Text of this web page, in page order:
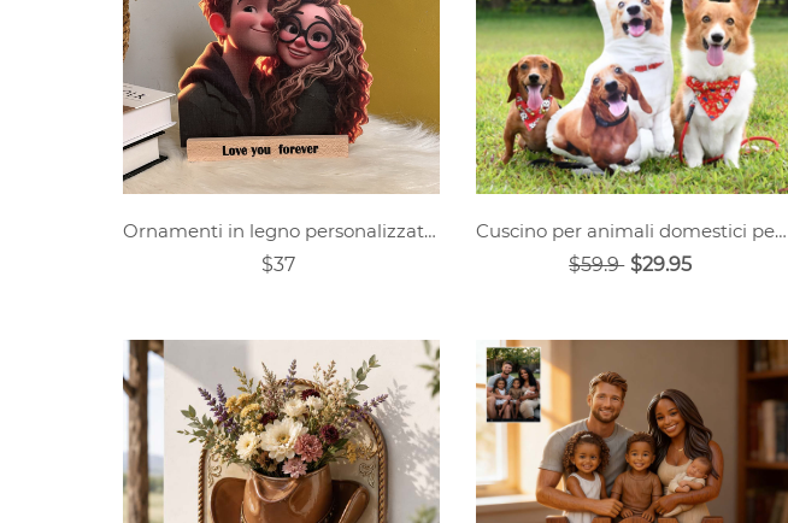
Ornamenti in legno personalizzati con foto in stile cartone animato
$37
Cuscino per animali domestici personalizzato per gelato
$59.9 $29.95